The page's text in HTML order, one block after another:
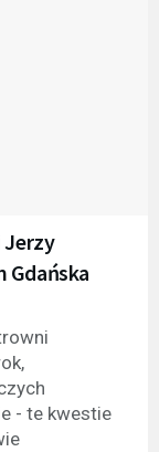
Jerzy
Gdańska
- te kwestie